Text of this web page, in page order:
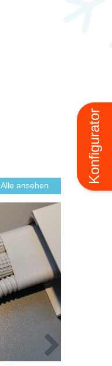
Konfigurator
Alle ansehen